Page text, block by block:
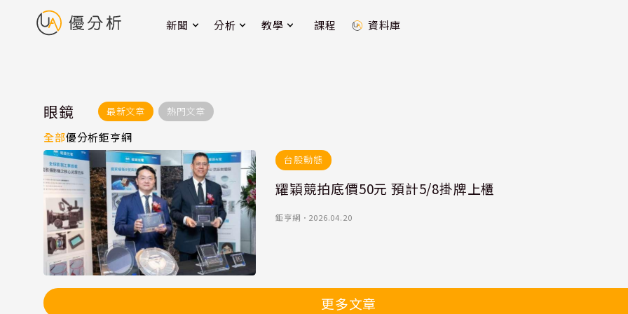
新聞 分析 教學 課程 資料庫
眼鏡 最新文章 熱門文章
全部優分析鉅亨網
台股動態
耀穎競拍底價50元 預計5/8掛牌上櫃
鉅亨網 ． 2026.04.20
更多文章